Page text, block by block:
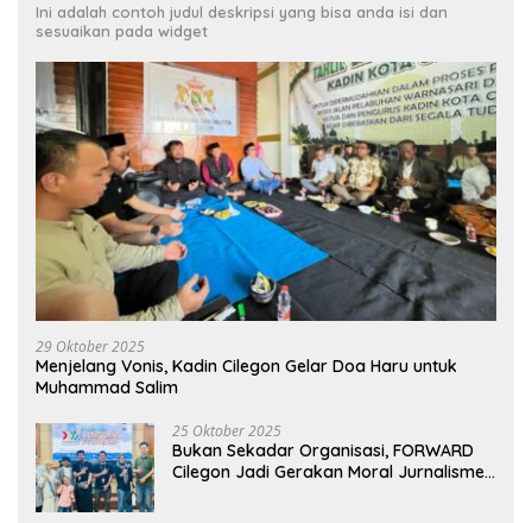
Ini adalah contoh judul deskripsi yang bisa anda isi dan
sesuaikan pada widget
29 Oktober 2025
Menjelang Vonis, Kadin Cilegon Gelar Doa Haru untuk
Muhammad Salim
25 Oktober 2025
Bukan Sekadar Organisasi, FORWARD
Cilegon Jadi Gerakan Moral Jurnalisme